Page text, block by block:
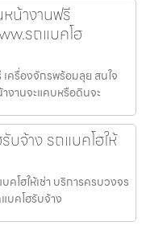
น้างานฟรี
รถแบคโฮ
ครื่องจักรพร้อมลุย สนใจ
งานจะแคบหรือดินจะ
บจ้าง รถแบคโฮให้
โฮให้เช่า บริการครบวงจร
บคโฮรับจ้าง